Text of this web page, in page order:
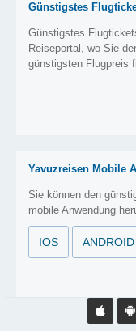
Günstigstes
Günstigstes
Reiseportal, wo Sie
günstigsten Flugpreis
Yavuzreisen Mobile
Sie können den
mobile Anwendung
IOS ANDROID